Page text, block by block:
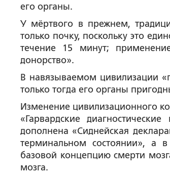
его органы.
У мёртвого в прежнем,
только почку, поскольку это
течение 15 минут;
донорство».
В навязываемом цивилизации
только тогда его органы
Изменение цивилизационного
«Гарвардские
дополнена «Сиднейская
терминальном состоянии», а
базовой концепцию смерти
мозга.